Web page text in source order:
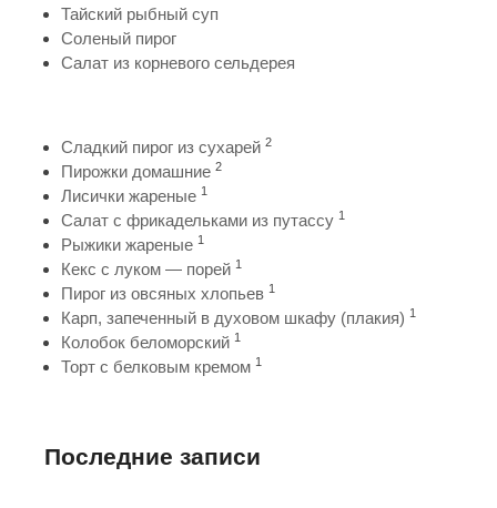
Тайский рыбный суп
Соленый пирог
Салат из корневого сельдерея
Сладкий пирог из сухарей 2
Пирожки домашние 2
Лисички жареные 1
Салат с фрикадельками из путассу 1
Рыжики жареные 1
Кекс с луком — порей 1
Пирог из овсяных хлопьев 1
Карп, запеченный в духовом шкафу (плакия) 1
Колобок беломорский 1
Торт с белковым кремом 1
Последние записи